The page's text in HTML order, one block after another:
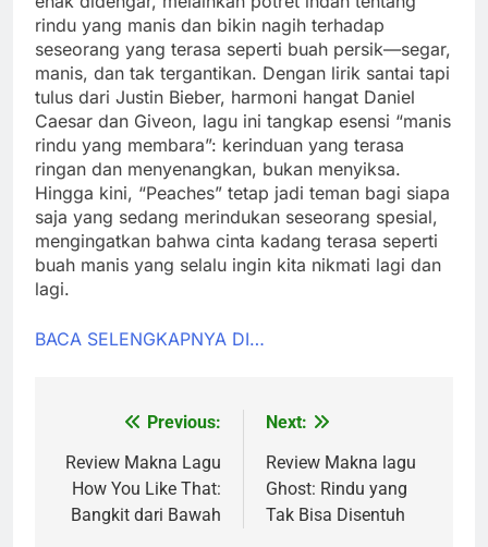
rindu yang manis dan bikin nagih terhadap
seseorang yang terasa seperti buah persik—segar,
manis, dan tak tergantikan. Dengan lirik santai tapi
tulus dari Justin Bieber, harmoni hangat Daniel
Caesar dan Giveon, lagu ini tangkap esensi “manis
rindu yang membara”: kerinduan yang terasa
ringan dan menyenangkan, bukan menyiksa.
Hingga kini, “Peaches” tetap jadi teman bagi siapa
saja yang sedang merindukan seseorang spesial,
mengingatkan bahwa cinta kadang terasa seperti
buah manis yang selalu ingin kita nikmati lagi dan
lagi.
BACA SELENGKAPNYA DI…
navigation
Previous:
Review Makna Lagu
How You Like That:
Bangkit dari Bawah
Next:
Review Makna lagu
Ghost: Rindu yang
Tak Bisa Disentuh